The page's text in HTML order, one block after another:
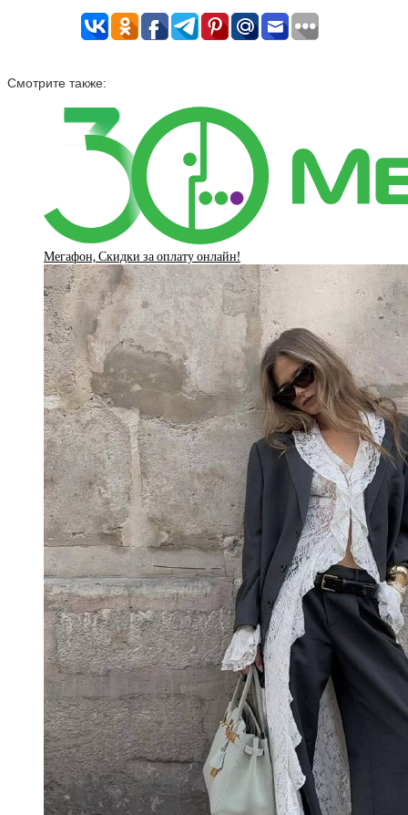
Смотрите также:
Мегафон, Скидки за оплату онлайн!